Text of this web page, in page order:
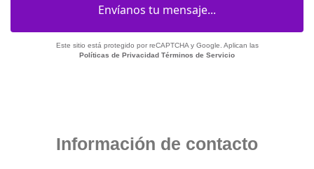
Este sitio está protegido por reCAPTCHA y Google. Aplican las
Políticas de Privacidad Términos de Servicio
Información de contacto